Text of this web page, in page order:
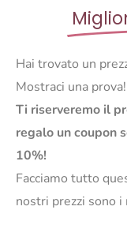
Hai trovato un
Mostraci una prova!
Ti riserveremo il
regalo un coupon
10%!
Facciamo tutto
nostri prezzi sono